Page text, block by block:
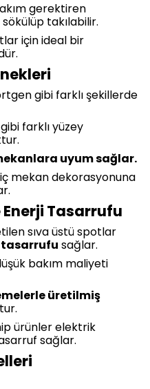
gerektiren
takılabilir.
için ideal bir
gibi farklı şekillerde
farklı yüzey
uyum sağlar.
mekan dekorasyonuna
Tasarrufu
sıva üstü spotlar
tasarrufu sağlar.
bakım maliyeti
üretilmiş
ürünler elektrik
sağlar.